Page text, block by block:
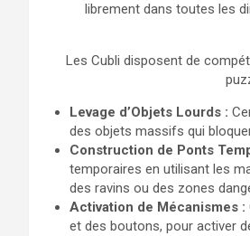
librement dans toutes les
Les Cubli disposent de
Levage d’Objets Lourds :
des objets massifs qui
Construction de Ponts
temporaires en utilisant les
des ravins ou des zones
Activation de Mécanismes :
et des boutons, pour activer